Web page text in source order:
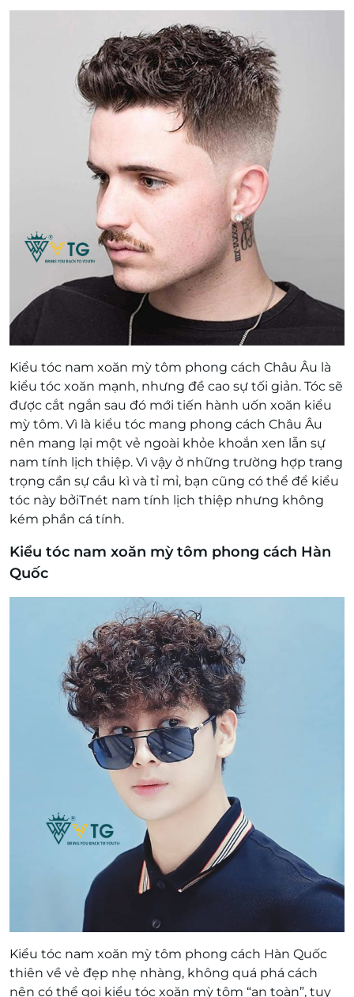
Kiểu tóc nam xoăn mỳ tôm phong cách Châu Âu là
kiểu tóc xoăn mạnh, nhưng đề cao sự tối giản. Tóc sẽ
được cắt ngắn sau đó mới tiến hành uốn xoăn kiểu
mỳ tôm. Vì là kiểu tóc mang phong cách Châu Âu
nên mang lại một vẻ ngoài khỏe khoắn xen lẫn sự
nam tính lịch thiệp. Vì vậy ở những trường hợp trang
trọng cần sự cầu kì và tỉ mỉ, bạn cũng có thể để kiểu
tóc này bởiTnét nam tính lịch thiệp nhưng không
kém phần cá tính.
Kiểu tóc nam xoăn mỳ tôm phong cách Hàn
Quốc
Kiểu tóc nam xoăn mỳ tôm phong cách Hàn Quốc
thiên về vẻ đẹp nhẹ nhàng, không quá phá cách
nên có thể gọi kiểu tóc xoăn mỳ tôm “an toàn”, tuy